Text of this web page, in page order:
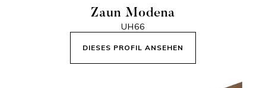
Zaun Modena
UH66
DIESES PROFIL ANSEHEN